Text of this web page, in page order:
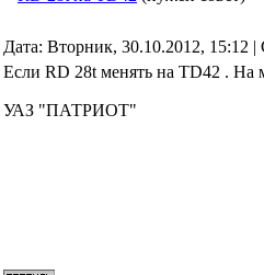
Дата: Вторник, 30.10.2012, 15:12
Если RD 28t менять на TD42 . На
УАЗ "ПАТРИОТ"